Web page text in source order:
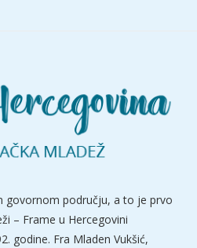
govornom području, a to je prvo
– Frame u Hercegovini
godine. Fra Mladen Vukšić,